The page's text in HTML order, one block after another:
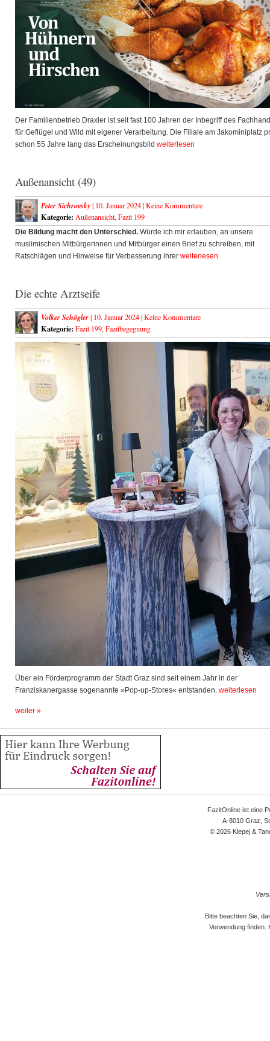
Der Familienbetrieb Draxler ist seit fast 100 Jahren der Inbegriff des
für Geflügel und Wild mit eigener Verarbeitung. Die Filiale am Jakominiplatz
schon 55 Jahre lang das Erscheinungsbild weiterlesen
Außenansicht (49)
Peter Sichrovsky| 10. Januar 2024 |Keine Kommentare
Kategorie: Außenansicht, Fazit 199
Die Bildung macht den Unterschied. Würde ich mir erlauben, an unsere
muslimischen Mitbürgerinnen und Mitbürger einen Brief zu schreiben, mit
Ratschlägen und Hinweise für Verbesserung ihrer weiterlesen
Die echte Arztseife
Volker Schögler| 10. Januar 2024 |Keine Kommentare
Kategorie: Fazit 199, Fazitbegegnung
Über ein Förderprogramm der Stadt Graz sind seit einem Jahr in der
Franziskanergasse sogenannte »Pop-up-Stores« entstanden. weiterlesen
weiter »
FazitOnline ist eine
A-8010 Graz,
© 2026 Klepej &
Bitte beachten Sie,
Verwendung finden.